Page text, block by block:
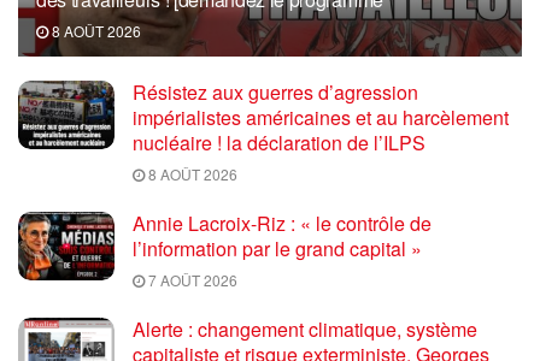
8 AOÛT 2026
Résistez aux guerres d’agression
impérialistes américaines et au harcèlement
nucléaire ! la déclaration de l’ILPS
8 AOÛT 2026
Annie Lacroix-Riz : « le contrôle de
l’information par le grand capital »
7 AOÛT 2026
Alerte : changement climatique, système
capitaliste et risque exterministe. Georges